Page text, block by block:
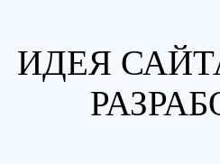
ИДЕЯ